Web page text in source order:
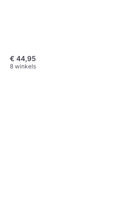
€ 44,95
8 winkels